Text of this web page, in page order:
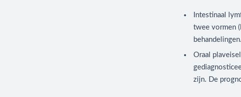
Intestinaal
twee vormen
behandelingen.
Oraal
zijn. De